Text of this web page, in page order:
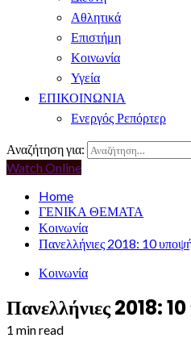
Αθλητικά
Επιστήμη
Κοινωνία
Υγεία
ΕΠΙΚΟΙΝΩΝΙΑ
Ενεργός Ρεπόρτερ
Αναζήτηση για:
Watch Online
Home
ΓΕΝΙΚΑ ΘΕΜΑΤΑ
Κοινωνία
Πανελλήνιες 2018: 10
Κοινωνία
Πανελλήνιες 2018: 10
1 min read